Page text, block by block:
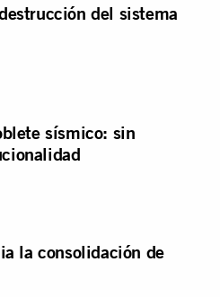
del sistema
sísmico: sin
la consolidación de